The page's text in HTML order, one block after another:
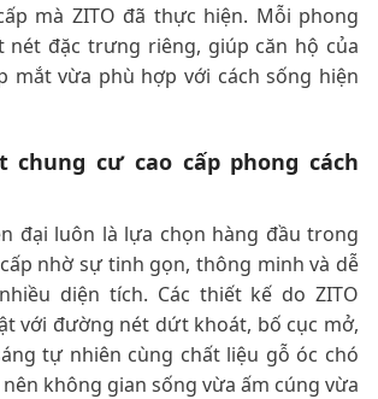
mà ZITO đã thực hiện. Mỗi phong
nét đặc trưng riêng, giúp căn hộ của
mắt vừa phù hợp với cách sống hiện
chung cư cao cấp phong cách
đại luôn là lựa chọn hàng đầu trong
nhờ sự tinh gọn, thông minh và dễ
diện tích. Các thiết kế do ZITO
với đường nét dứt khoát, bố cục mở,
tự nhiên cùng chất liệu gỗ óc chó
không gian sống vừa ấm cúng vừa